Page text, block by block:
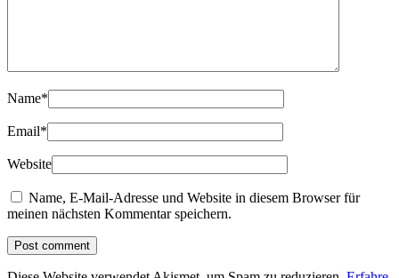
Name*
Email*
Website
Name, E-Mail-Adresse und Website in diesem Browser für
meinen nächsten Kommentar speichern.